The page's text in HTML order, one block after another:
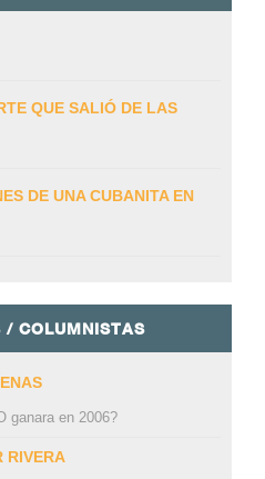
QUE SALIÓ DE LAS
DE UNA CUBANITA EN
/ COLUMNISTAS
ganara en 2006?
RIVERA